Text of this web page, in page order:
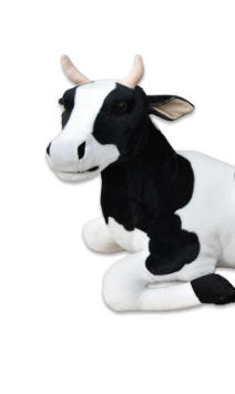
5
hvězdiček.